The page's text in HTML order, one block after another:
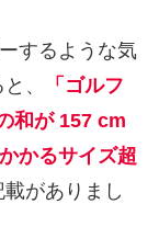
するような気
、
「 ゴルフ
和が 157 cm
かるサイズ超
載がありまし